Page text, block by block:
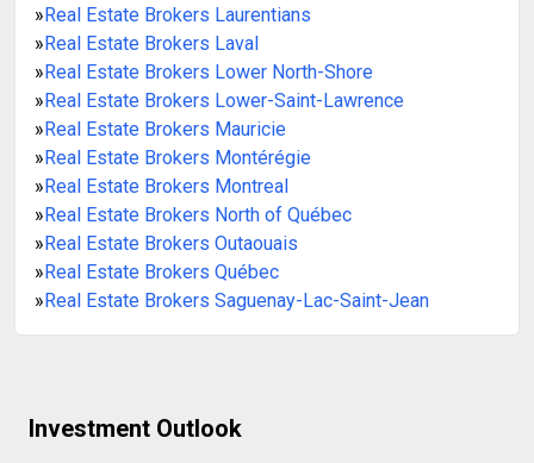
»Real Estate Brokers Laurentians
»Real Estate Brokers Laval
»Real Estate Brokers Lower North-Shore
»Real Estate Brokers Lower-Saint-Lawrence
»Real Estate Brokers Mauricie
»Real Estate Brokers Montérégie
»Real Estate Brokers Montreal
»Real Estate Brokers North of Québec
»Real Estate Brokers Outaouais
»Real Estate Brokers Québec
»Real Estate Brokers Saguenay-Lac-Saint-Jean
Investment Outlook